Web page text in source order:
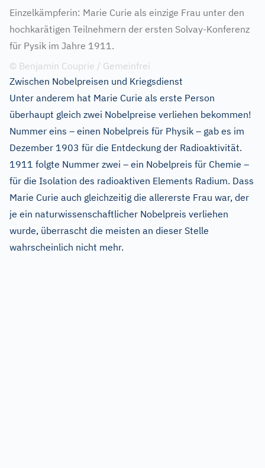
Einzelkämpferin: Marie Curie als einzige Frau unter den
hochkarätigen Teilnehmern der ersten Solvay-Konferenz
für Pysik im Jahre 1911.
© Benjamin Couprie / Gemeinfrei
Zwischen Nobelpreisen und Kriegsdienst
Unter anderem hat Marie Curie als erste Person
überhaupt gleich zwei Nobelpreise verliehen bekommen!
Nummer eins – einen Nobelpreis für Physik – gab es im
Dezember 1903 für die Entdeckung der Radioaktivität.
1911 folgte Nummer zwei – ein Nobelpreis für Chemie –
für die Isolation des radioaktiven Elements Radium. Dass
Marie Curie auch gleichzeitig die allererste Frau war, der
je ein naturwissenschaftlicher Nobelpreis verliehen
wurde, überrascht die meisten an dieser Stelle
wahrscheinlich nicht mehr.